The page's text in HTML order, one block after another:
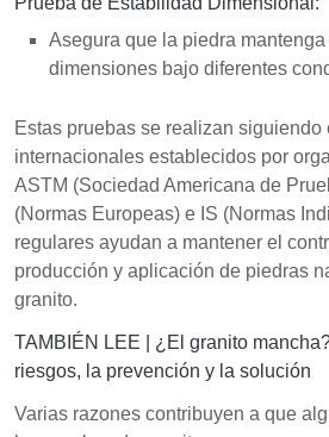
Asegura que la piedra mantenga
dimensiones bajo diferentes
Estas pruebas se realizan siguiendo
internacionales establecidos por
ASTM (Sociedad Americana de
(Normas Europeas) e IS (Normas
regulares ayudan a mantener el
producción y aplicación de piedras
granito.
TAMBIÉN LEE | ¿El granito
riesgos, la prevención y la solución
Varias razones contribuyen a que